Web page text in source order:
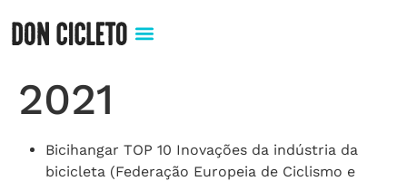
2021
Bicihangar TOP 10 Inovações da indústria da
bicicleta (Federação Europeia de Ciclismo e